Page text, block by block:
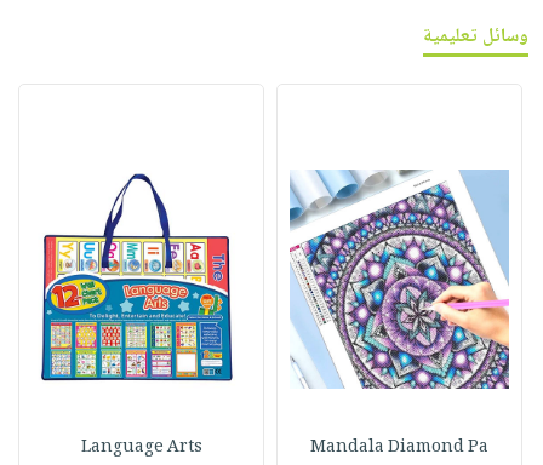
وسائل تعليمية
Mandala Diamond Pa
Language Arts